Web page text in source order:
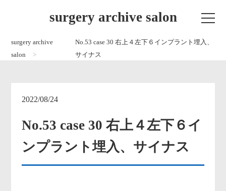
surgery archive salon
surgery archive
salon
No.53 case 30 右上４左下６インプラント埋入、
サイナス
2022/08/24
No.53 case 30 右上４左下６イ
ンプラント埋入、サイナス